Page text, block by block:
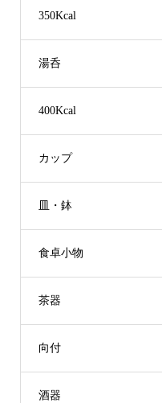
350Kcal
湯呑
400Kcal
カップ
皿・鉢
食卓小物
茶器
向付
酒器